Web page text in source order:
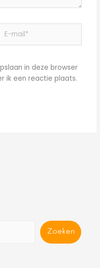
mail*
in deze browser
ik een reactie plaats.
Zoeken